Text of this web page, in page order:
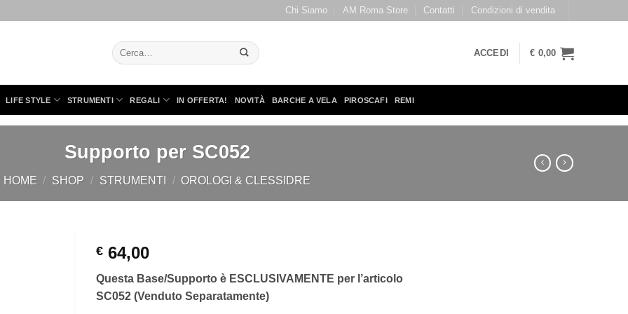
Chi Siamo AM Roma Store Contatti Condizioni di vendita
Cerca:
ACCEDI € 0,00
LIFE STYLE STRUMENTI REGALI IN OFFERTA! NOVITÀ BARCHE A VELA PIROSCAFI REMI
Supporto per SC052
HOME / SHOP / STRUMENTI / OROLOGI & CLESSIDRE
€ 64,00
Questa Base/Supporto è ESCLUSIVAMENTE per l’articolo
SC052 (Venduto Separatamente)